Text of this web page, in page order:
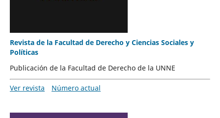
Revista de la Facultad de Derecho y Ciencias Sociales y
Políticas
Publicación de la Facultad de Derecho de la UNNE
Ver revista Número actual